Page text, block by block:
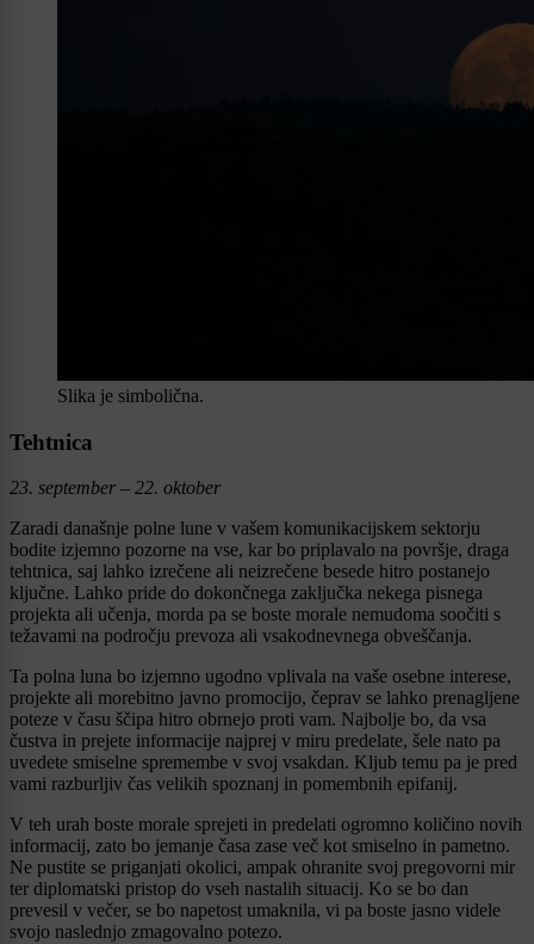
Slika je simbolična.
Tehtnica
23. september – 22. oktober
Zaradi današnje polne lune v vašem komunikacijskem sektorju
bodite izjemno pozorne na vse, kar bo priplavalo na površje, draga
tehtnica, saj lahko izrečene ali neizrečene besede hitro postanejo
ključne. Lahko pride do dokončnega zaključka nekega pisnega
projekta ali učenja, morda pa se boste morale nemudoma soočiti s
težavami na področju prevoza ali vsakodnevnega obveščanja.
Ta polna luna bo izjemno ugodno vplivala na vaše osebne interese,
projekte ali morebitno javno promocijo, čeprav se lahko prenagljene
poteze v času ščipa hitro obrnejo proti vam. Najbolje bo, da vsa
čustva in prejete informacije najprej v miru predelate, šele nato pa
uvedete smiselne spremembe v svoj vsakdan. Kljub temu pa je pred
vami razburljiv čas velikih spoznanj in pomembnih epifanij.
V teh urah boste morale sprejeti in predelati ogromno količino novih
informacij, zato bo jemanje časa zase več kot smiselno in pametno.
Ne pustite se priganjati okolici, ampak ohranite svoj pregovorni mir
ter diplomatski pristop do vseh nastalih situacij. Ko se bo dan
prevesil v večer, se bo napetost umaknila, vi pa boste jasno videle
svojo naslednjo zmagovalno potezo.